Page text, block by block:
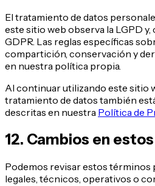
El tratamiento de datos
este sitio web observa la LGPD
GDPR. Las reglas específicas
compartición, conservación y
en nuestra política propia.
Al continuar utilizando este sitio
tratamiento de datos también
descritas en nuestra Política de
12. Cambios en
Podemos revisar estos términos
legales, técnicos, operativos o